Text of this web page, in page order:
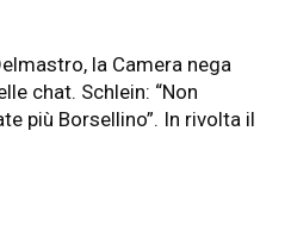
la Camera nega
chat. Schlein: “Non
più Borsellino”. In rivolta il